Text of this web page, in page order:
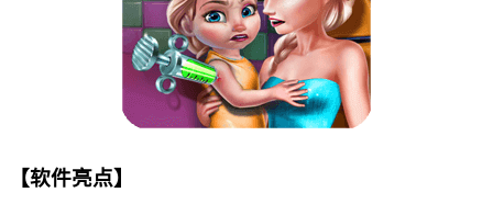
【软件亮点】